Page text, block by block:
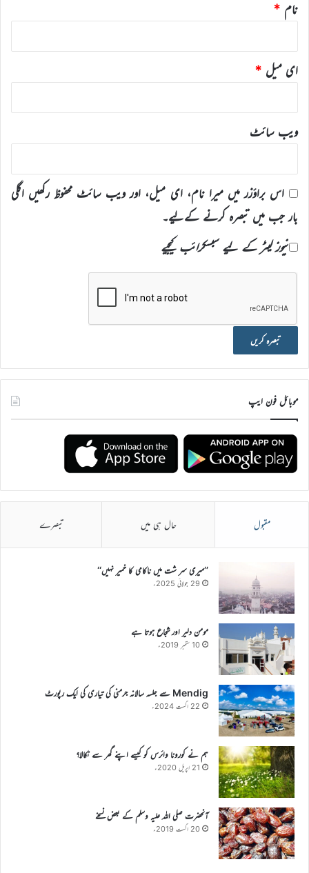
نام *
ای میل *
ویب‌ سائٹ
اس براؤزر میں میرا نام، ای میل، اور ویب سائٹ محفوظ رکھیں اگلی
بار جب میں تبصرہ کرنے کےلیے۔
نیوز لیٹر کے لیے سبسکرائب کیجیے
موبائل فون ایپ
مقبول حال ہی میں تبصرے
’’میری سر شت میں ناکامی کا خمیر نہیں‘‘
29 جولائی 2025ء
مومن دلیر اور شجاع ہوتا ہے
10 ستمبر 2019ء
Mendig سے جلسہ سالانہ جرمنی کی تیاری کی ایک رپورٹ
22 اگست 2024ء
ہم نے کورونا وائرس کو کیسے اپنے گھر سے نکالا؟
21 اپریل 2020ء
آنحضرت صلی اللہ علیہ وسلم کے بعض نسخے
20 اگست 2019ء